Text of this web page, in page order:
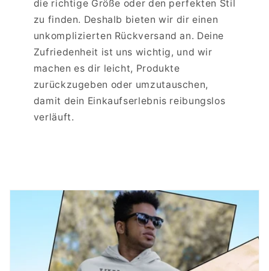
die richtige Größe oder den perfekten Stil
zu finden. Deshalb bieten wir dir einen
unkomplizierten Rückversand an. Deine
Zufriedenheit ist uns wichtig, und wir
machen es dir leicht, Produkte
zurückzugeben oder umzutauschen,
damit dein Einkaufserlebnis reibungslos
verläuft.